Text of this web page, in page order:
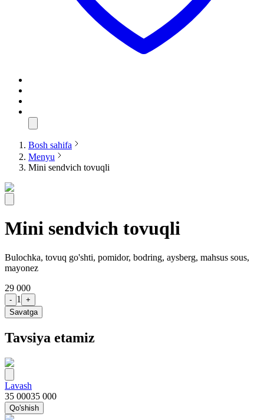
Bosh sahifa
Menyu
Mini sendvich tovuqli
Mini sendvich tovuqli
Bulochka, tovuq go'shti, pomidor, bodring, aysberg, mahsus sous,
mayonez
29 000
- 1
+
Savatga
Tavsiya etamiz
Lavash
35 00035 000
Qo'shish